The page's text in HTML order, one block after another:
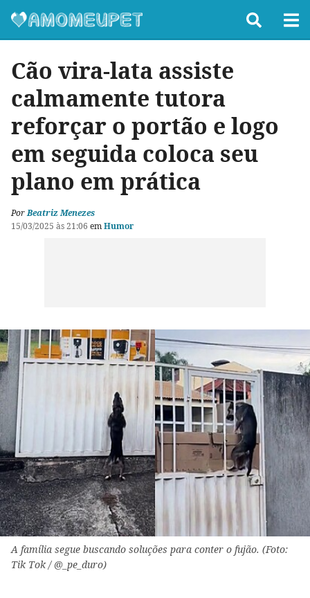
Cão vira-lata assiste
calmamente tutora
reforçar o portão e logo
em seguida coloca seu
plano em prática
PorBeatriz Menezes
15/03/2025 às 21:06 emHumor
A família segue buscando soluções para conter o fujão. (Foto:
Tik Tok / @_pe_duro)